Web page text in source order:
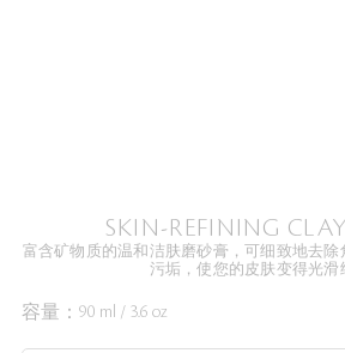
SKIN-REFINING
富含矿物质的温和洁肤磨砂膏，可细致地去
污垢，使您的皮肤变得光滑
容量： 90 ml / 3.6 oz